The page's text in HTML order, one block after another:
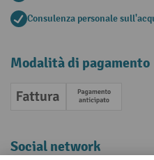
Consulenza personale
Modalità di pagamento
Fattura Pagamento
Social network